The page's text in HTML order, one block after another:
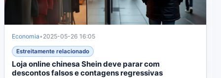
Economia• 2025-05-26 16:05
Estreitamente relacionado
Loja online chinesa Shein deve parar com
descontos falsos e contagens regressivas